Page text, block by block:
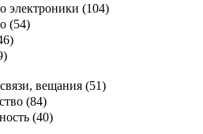
электроники (104)
(54)
)
)
вещания (51)
(84)
(40)